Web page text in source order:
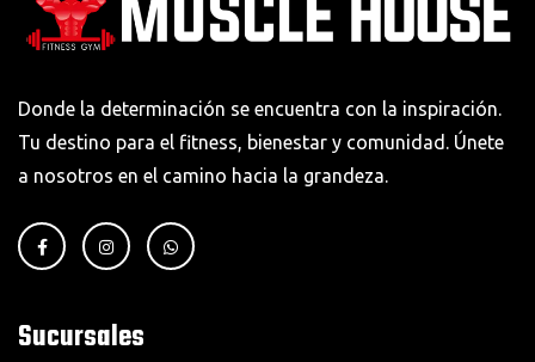
Donde la determinación se encuentra con la inspiración.
Tu destino para el fitness, bienestar y comunidad. Únete
a nosotros en el camino hacia la grandeza.
Sucursales